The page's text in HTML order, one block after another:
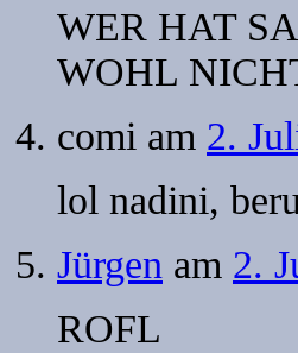
WER HAT
WOHL
comi am 2.
lol nadini,
Jürgen am 2.
ROFL